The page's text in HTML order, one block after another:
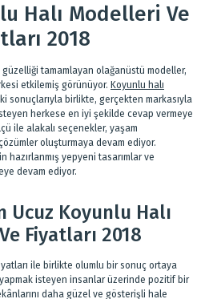
Halı Modelleri Ve
2018
güzelliği tamamlayan olağanüstü modeller,
etkilemiş görünüyor. Koyunlu halı
sonuçlarıyla birlikte, gerçekten markasıyla
herkese en iyi şekilde cevap vermeye
ile alakalı seçenekler, yaşam
oluşturmaya devam ediyor.
yepyeni tasarımlar ve
devam ediyor.
Ucuz Koyunlu Halı
Fiyatları 2018
ile birlikte olumlu bir sonuç ortaya
isteyen insanlar üzerinde pozitif bir
daha güzel ve gösterişli hale